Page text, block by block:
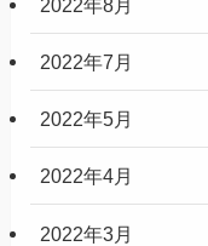
2022年8月
2022年7月
2022年5月
2022年4月
2022年3月